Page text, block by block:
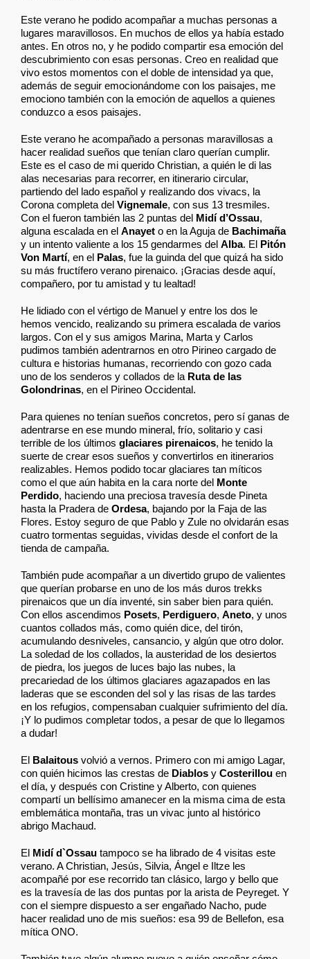
Este verano he podido acompañar a muchas personas a
lugares maravillosos. En muchos de ellos ya había estado
antes. En otros no, y he podido compartir esa emoción del
descubrimiento con esas personas. Creo en realidad que
vivo estos momentos con el doble de intensidad ya que,
además de seguir emocionándome con los paisajes, me
emociono también con la emoción de aquellos a quienes
conduzco a esos paisajes.
Este verano he acompañado a personas maravillosas a
hacer realidad sueños que tenían claro querían cumplir.
Este es el caso de mi querido Christian, a quién le di las
alas necesarias para recorrer, en itinerario circular,
partiendo del lado español y realizando dos vivacs, la
Corona completa del Vignemale, con sus 13 tresmiles.
Con el fueron también las 2 puntas del Midí d’Ossau,
alguna escalada en el Anayeto en la Aguja de Bachimaña
y un intento valiente a los 15 gendarmes del Alba. El Pitón
Von Martí, en el Palas, fue la guinda del que quizá ha sido
su más fructífero verano pirenaico. ¡Gracias desde aquí,
compañero, por tu amistad y tu lealtad!
He lidiado con el vértigo de Manuel y entre los dos le
hemos vencido, realizando su primera escalada de varios
largos. Con el y sus amigos Marina, Marta y Carlos
pudimos también adentrarnos en otro Pirineo cargado de
cultura e historias humanas, recorriendo con gozo cada
uno de los senderos y collados de la Ruta de las
Golondrinas, en el Pirineo Occidental.
Para quienes no tenían sueños concretos, pero sí ganas de
adentrarse en ese mundo mineral, frío, solitario y casi
terrible de los últimos glaciares pirenaicos, he tenido la
suerte de crear esos sueños y convertirlos en itinerarios
realizables. Hemos podido tocar glaciares tan míticos
como el que aún habita en la cara norte del Monte
Perdido, haciendo una preciosa travesía desde Pineta
hasta la Pradera de Ordesa, bajando por la Faja de las
Flores. Estoy seguro de que Pablo y Zule no olvidarán esas
cuatro tormentas seguidas, vividas desde el confort de la
tienda de campaña.
También pude acompañar a un divertido grupo de valientes
que querían probarse en uno de los más duros trekks
pirenaicos que un día inventé, sin saber bien para quién.
Con ellos ascendimos Posets, Perdiguero, Aneto, y unos
cuantos collados más, como quién dice, del tirón,
acumulando desniveles, cansancio, y algún que otro dolor.
La soledad de los collados, la austeridad de los desiertos
de piedra, los juegos de luces bajo las nubes, la
precariedad de los últimos glaciares agazapados en las
laderas que se esconden del sol y las risas de las tardes
en los refugios, compensaban cualquier sufrimiento del día.
¡Y lo pudimos completar todos, a pesar de que lo llegamos
a dudar!
El Balaitousvolvió a vernos. Primero con mi amigo Lagar,
con quién hicimos las crestas de Diablosy Costerillouen
el día, y después con Cristine y Alberto, con quienes
compartí un bellísimo amanecer en la misma cima de esta
emblemática montaña, tras un vivac junto al histórico
abrigo Machaud.
El Midí d`Ossautampoco se ha librado de 4 visitas este
verano. A Christian, Jesús, Silvia, Ángel e Iltze les
acompañé por ese recorrido tan clásico, largo y bello que
es la travesía de las dos puntas por la arista de Peyreget. Y
con el siempre dispuesto a ser engañado Nacho, pude
hacer realidad uno de mis sueños: esa 99 de Bellefon, esa
mítica ONO.